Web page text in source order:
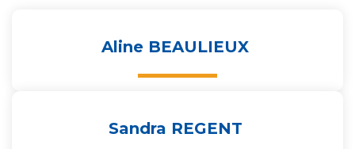
Aline BEAULIEUX
Sandra REGENT